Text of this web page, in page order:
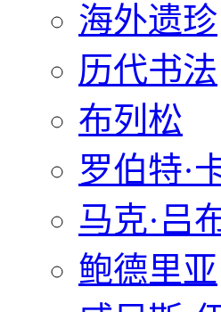
海外遗珍
历代书法
布列松
罗伯特·
马克·吕
鲍德里亚